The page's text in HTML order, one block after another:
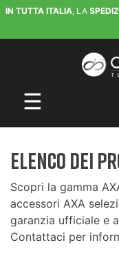
IN TUTTA ITALIA, LA
navigazione
☰
Elenco dei
Scopri la gamma
accessori AXA
garanzia ufficiale e
Contattaci per